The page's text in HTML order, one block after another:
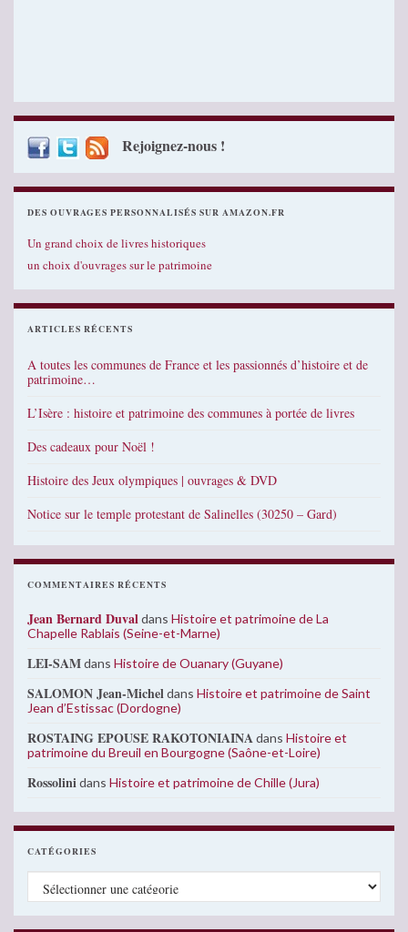
Rejoignez-nous !
DES OUVRAGES PERSONNALISÉS SUR AMAZON.FR
Un grand choix de livres historiques
un choix d'ouvrages sur le patrimoine
ARTICLES RÉCENTS
A toutes les communes de France et les passionnés d’histoire et de
patrimoine…
L’Isère : histoire et patrimoine des communes à portée de livres
Des cadeaux pour Noël !
Histoire des Jeux olympiques | ouvrages & DVD
Notice sur le temple protestant de Salinelles (30250 – Gard)
COMMENTAIRES RÉCENTS
Jean Bernard Duvaldans Histoire et patrimoine de La
Chapelle Rablais (Seine-et-Marne)
LEI-SAMdans Histoire de Ouanary (Guyane)
SALOMON Jean-Micheldans Histoire et patrimoine de Saint
Jean d’Estissac (Dordogne)
ROSTAING EPOUSE RAKOTONIAINAdans Histoire et
patrimoine du Breuil en Bourgogne (Saône-et-Loire)
Rossolinidans Histoire et patrimoine de Chille (Jura)
CATÉGORIES
Catégories